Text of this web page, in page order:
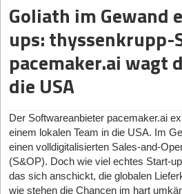
Maximilian Wühr, FINN
Niklas Tauch, Liefergrün
Balazs Deme Pile, Capital
Leon John Hermann, Wingcopter
Manuel Kimanov, Sharemac GmbH
Andreas Dengel, Goethe-
Kai Havertz, FC Chelsea
Lennardt Hachmeister, iotis GmbH
Umut Gültekin, „RBLZ_Umut“
Goliath im Gewand
ups:
pacemaker.ai wagt
die USA
Der Softwareanbieter pacemaker.ai
einem lokalen Team in die USA. Im
einen volldigitalisierten Sales-and-
(S&OP). Doch wie viel echtes Start-
das sich anschickt, die globalen
wie stehen die Chancen im hart